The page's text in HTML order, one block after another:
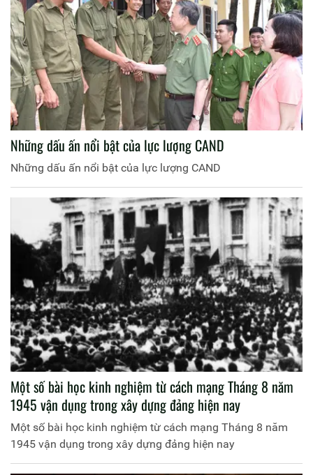
bình yên của nhân dân.
Những dấu ấn nổi bật của lực lượng CAND
Những dấu ấn nổi bật của lực lượng CAND
Một số bài học kinh nghiệm từ cách mạng Tháng 8 năm
1945 vận dụng trong xây dựng đảng hiện nay
Một số bài học kinh nghiệm từ cách mạng Tháng 8 năm
1945 vận dụng trong xây dựng đảng hiện nay